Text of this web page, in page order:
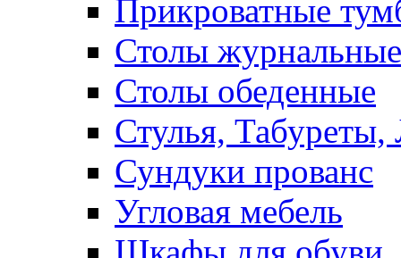
Прикроватные
Столы журнальные
Столы обеденные
Стулья, Табуреты,
Сундуки прованс
Угловая мебель